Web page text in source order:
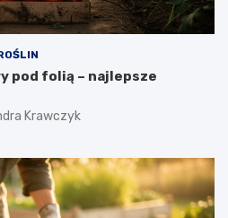
pod folią – najlepsze
Krawczyk